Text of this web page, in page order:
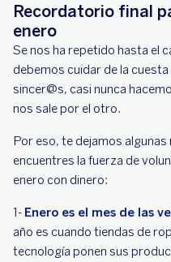
Recordatorio final
enero
Se nos ha repetido hasta el
debemos cuidar de la
sincer@s, casi nunca
nos sale por el otro.
Por eso, te dejamos
encuentres la fuerza de
enero con dinero:
1- Enero es el mes de las
año es cuando tiendas de
tecnología ponen sus